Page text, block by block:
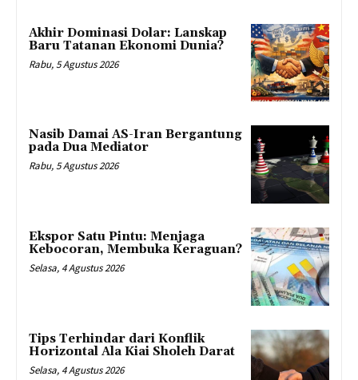
Akhir Dominasi Dolar: Lanskap
Baru Tatanan Ekonomi Dunia?
Rabu, 5 Agustus 2026
Nasib Damai AS-Iran Bergantung
pada Dua Mediator
Rabu, 5 Agustus 2026
Ekspor Satu Pintu: Menjaga
Kebocoran, Membuka Keraguan?
Selasa, 4 Agustus 2026
Tips Terhindar dari Konflik
Horizontal Ala Kiai Sholeh Darat
Selasa, 4 Agustus 2026